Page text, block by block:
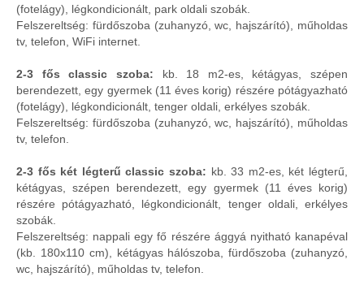
(fotelágy), légkondicionált, park oldali szobák.
Felszereltség: fürdőszoba (zuhanyzó, wc, hajszárító), műholdas
tv, telefon, WiFi internet.
2-3 fős classic szoba: kb. 18 m2-es, kétágyas, szépen
berendezett, egy gyermek (11 éves korig) részére pótágyazható
(fotelágy), légkondicionált, tenger oldali, erkélyes szobák.
Felszereltség: fürdőszoba (zuhanyzó, wc, hajszárító), műholdas
tv, telefon.
2-3 fős két légterű classic szoba: kb. 33 m2-es, két légterű,
kétágyas, szépen berendezett, egy gyermek (11 éves korig)
részére pótágyazható, légkondicionált, tenger oldali, erkélyes
szobák.
Felszereltség: nappali egy fő részére ággyá nyitható kanapéval
(kb. 180x110 cm), kétágyas hálószoba, fürdőszoba (zuhanyzó,
wc, hajszárító), műholdas tv, telefon.